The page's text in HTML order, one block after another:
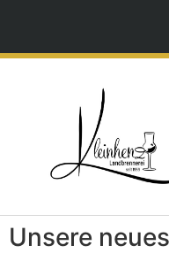
Unsere